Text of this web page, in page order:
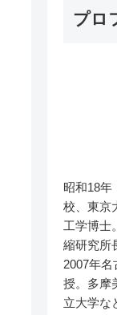
プロ
昭和18年
校、東京
工学博士
縮研究所
2007年名
授。多摩
立大学な